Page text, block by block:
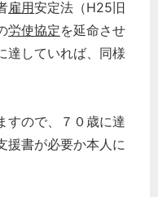
雇用安定法（H25旧
労使協定を延命させ
達していれば、同様
すので、７０歳に達
援書が必要か本人に